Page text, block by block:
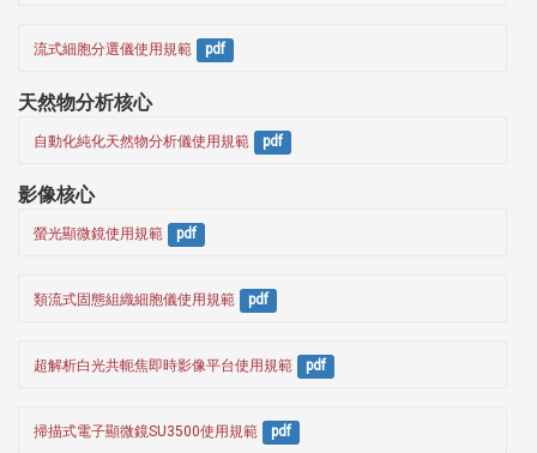
流式細胞分選儀使用規範 pdf
天然物分析核心
自動化純化天然物分析儀使用規範 pdf
影像核心
螢光顯微鏡使用規範 pdf
類流式固態組織細胞儀使用規範 pdf
超解析白光共軛焦即時影像平台使用規範 pdf
掃描式電子顯微鏡SU3500使用規範 pdf